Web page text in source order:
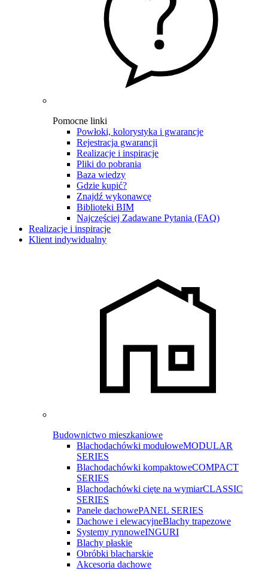
Pomocne linki
Powłoki, kolorystyka i gwarancje
Rejestracja gwarancji
Realizacje i inspiracje
Pliki do pobrania
Baza wiedzy
Gdzie kupić?
Znajdź wykonawcę
Biblioteki BIM
Najczęściej Zadawane Pytania (FAQ)
Realizacje i inspiracje
Klient indywidualny
Budownictwo mieszkaniowe
Blachodachówki modułoweMODULAR
SERIES
Blachodachówki kompaktoweCOMPACT
SERIES
Blachodachówki cięte na wymiarCLASSIC
SERIES
Panele dachowePANEL SERIES
Dachowe i elewacyjneBlachy trapezowe
Systemy rynnoweINGURI
Blachy płaskie
Obróbki blacharskie
Akcesoria dachowe